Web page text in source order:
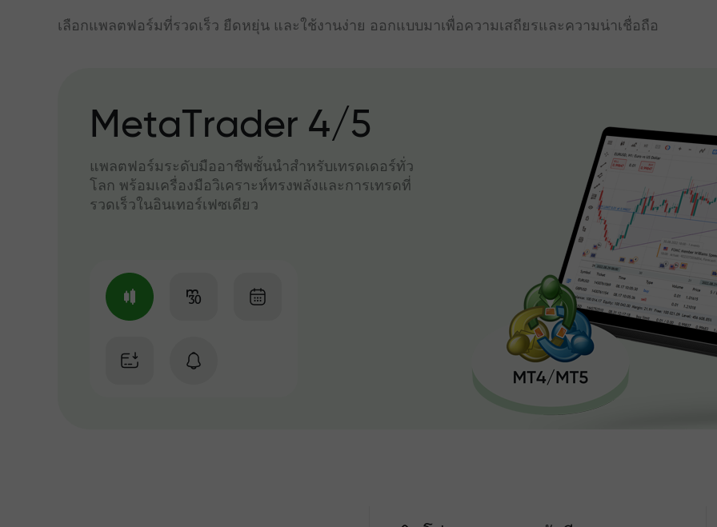
เลือกแพลตฟอร์มที่รวดเร็ว ยืดหยุ่น และใช้งานง่าย ออกแบบมาเพื่อความเสถียรและความน่าเชื่อถือ
MetaTrader 4/5
แพลตฟอร์มระดับมืออาชีพชั้นนำสำหรับเทรดเดอร์ทั่ว
โลก พร้อมเครื่องมือวิเคราะห์ทรงพลังและการเทรดที่
รวดเร็วในอินเทอร์เฟซเดียว